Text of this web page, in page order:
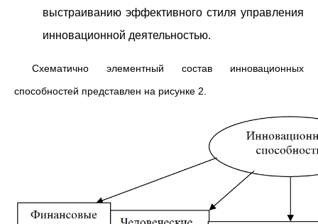
выстраиванию эффективного стиля управления
инновационной деятельностью.
Схематично элементный состав инновационных
способностей представлен на рисунке 2.